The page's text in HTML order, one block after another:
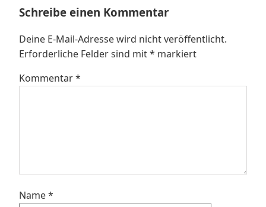
Schreibe einen Kommentar
Deine E-Mail-Adresse wird nicht veröffentlicht.
Erforderliche Felder sind mit* markiert
Kommentar*
Name*